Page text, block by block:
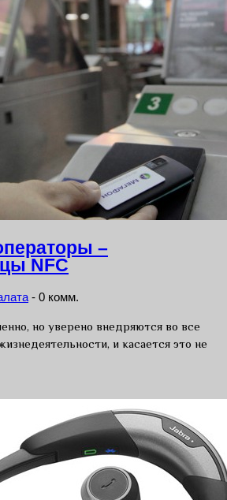
–
NFC
- 0 комм.
но уверено внедряются во все
и касается это не